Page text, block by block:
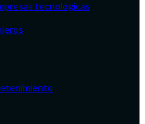
tecnológicas